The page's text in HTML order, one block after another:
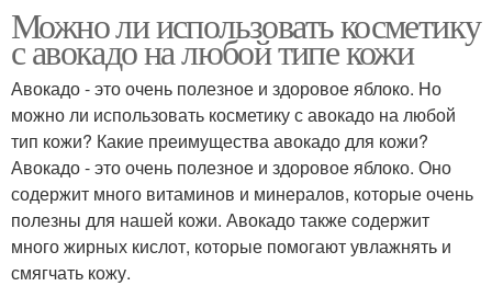
Можно ли использовать косметику
с авокадо на любой типе кожи
Авокадо - это очень полезное и здоровое яблоко. Но
можно ли использовать косметику с авокадо на любой
тип кожи? Какие преимущества авокадо для кожи?
Авокадо - это очень полезное и здоровое яблоко. Оно
содержит много витаминов и минералов, которые очень
полезны для нашей кожи. Авокадо также содержит
много жирных кислот, которые помогают увлажнять и
смягчать кожу.